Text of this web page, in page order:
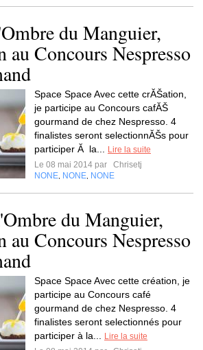
du Manguier,
au Concours Nespresso
Space Space Avec cette crĂŠation,
je participe au Concours cafĂŠ
gourmand de chez Nespresso. 4
finalistes seront selectionnĂŠs pour
participer Ă la...
Lire la suite
Le 08 mai 2014 par
Chrisetj
NONE NONE NONE
du Manguier,
au Concours Nespresso
Space Space Avec cette création, je
participe au Concours café
gourmand de chez Nespresso. 4
finalistes seront selectionnés pour
participer à la...
Lire la suite